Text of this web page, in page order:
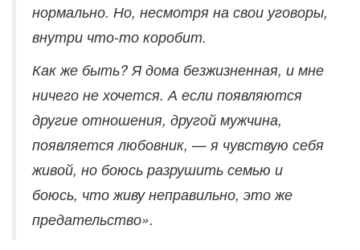
нормально. Но, несмотря на свои уговоры,
внутри что-то коробит.
Как же быть? Я дома безжизненная, и мне
ничего не хочется. А если появляются
другие отношения, другой мужчина,
появляется любовник, — я чувствую себя
живой, но боюсь разрушить семью и
боюсь, что живу неправильно, это же
предательство».